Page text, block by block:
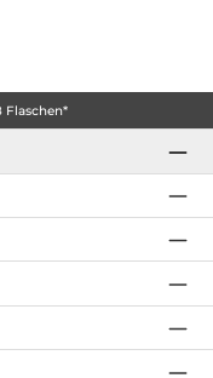
Flaschen*